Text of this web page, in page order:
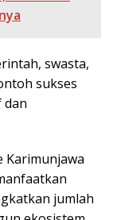
swasta,
sukses
dan
Karimunjawa
jumlah